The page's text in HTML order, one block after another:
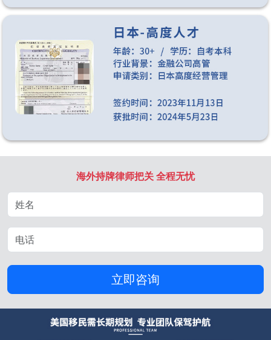
海外持牌律师把关 全程无忧
立即咨询